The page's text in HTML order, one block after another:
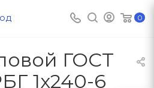
0
ГОСТ
1х240-6